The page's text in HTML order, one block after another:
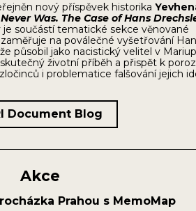
nový příspěvek historika
Was. The Case of Hans
je součástí tematické sekce věnované
na poválečné vyšetřování
působil jako nacistický velitel v
životní příběh a přispět k
i problematice falšování jejich
Document Blog
Akce
Prahou s MemoMap